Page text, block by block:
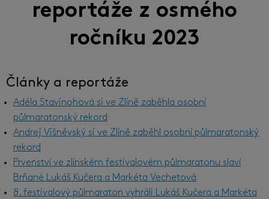
reportáže z osmého
ročníku 2023
Články a reportáže
Adéla Stavinohová si ve Zlíně zaběhla osobní
půlmaratonský rekord
Andrej Višněvský si ve Zlíně zaběhl osobní půlmaratonský
rekord
Prvenství ve zlínském festivalovém půlmaratonu slaví
Brňané Lukáš Kučera a Markéta Vechetová
8. festivalový půlmaraton vyhráli Lukáš Kučera a Markéta